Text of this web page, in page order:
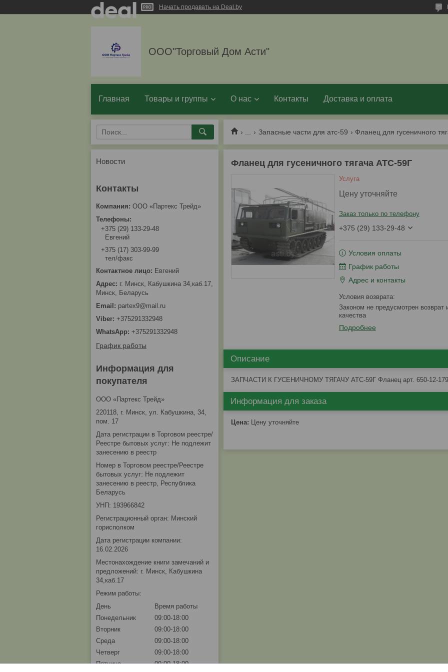
Начать продавать на Deal.by
ООО"Торговый Дом Асти"
Главная Товары и группы О нас Контакты Доставка и оплата
Запасные части для атс-59 Фланец для гусеничного
Фланец для гусеничного тягача АТС-59Г
Услуга
Цену уточняйте
Заказ только по телефону
+375 (29) 133-29-48
Условия оплаты
График работы
Адрес и контакты
Законом не предусмотрен возврат и обмен данного товара надлежащего
качества
Подробнее
Описание
ЗАПЧАСТИ К ГУСЕНИЧНОМУ ТЯГАЧУ АТС-59Г Фланец арт. 650-12-179
Информация для заказа
Цена: Цену уточняйте
Новости
ООО «Партекс Трейд»
+375 (29) 133-29-48
Евгений
+375 (17) 303-99-99
тел/факс
Евгений
г. Минск, Кабушкина 34,каб.17,
Минск, Беларусь
partex9@mail.ru
+375291332948
+375291332948
График работы
Информация для
покупателя
ООО «Партекс Трейд»
220118, г. Минск, ул. Кабушкина, 34,
пом. 17
Дата регистрации в Торговом реестре/
Реестре бытовых услуг: Не подлежит
занесению в реестр
Номер в Торговом реестре/Реестре
бытовых услуг: Не подлежит
занесению в реестр, Республика
Беларусь
УНП: 193966842
Регистрационный орган: Минский
горисполком
Дата регистрации компании:
16.02.2026
Местонахождение книги замечаний и
предложений: г. Минск, Кабушкина
34,каб.17
Режим работы:
День
Время работы
Понедельник
09:00-18:00
Вторник
09:00-18:00
Среда
09:00-18:00
Четверг
09:00-18:00
Пятница
09:00-18:00